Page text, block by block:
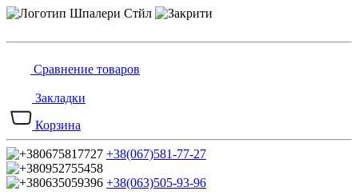
Сравнение товаров
Закладки
Корзина
+38(067)581-77-27
+38(063)505-93-96